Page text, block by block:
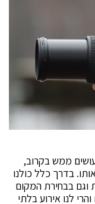
ממש בקרוב,
בדרך כלל כולנו
וגם בבחירת המקום
לנו אירוע בלתי